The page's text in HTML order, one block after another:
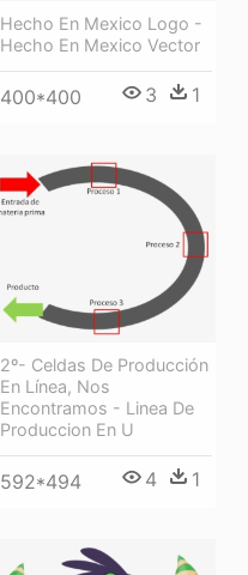
Hecho En Mexico Logo -
Hecho En Mexico Vector
400*400 3 1
2º- Celdas De Producción
En Línea, Nos
Encontramos - Linea De
Produccion En U
592*494 4 1